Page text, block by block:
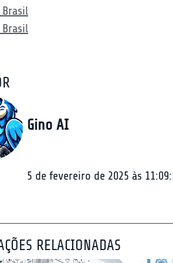
Brasil
Brasil
Gino AI
5 de fevereiro de 2025 às
RELACIONADAS